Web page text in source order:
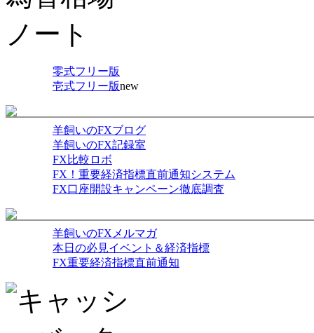
零式フリー版
壱式フリー版new
羊飼いのFXブログ
羊飼いのFX記録室
FX比較ロボ
FX！重要経済指標直前通知システム
FX口座開設キャンペーン徹底調査
羊飼いのFXメルマガ
本日の必見イベント＆経済指標
FX重要経済指標直前通知